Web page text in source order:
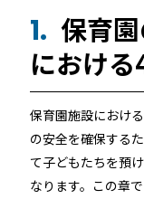
1. 保育
におけ
保育園施設におけ
の安全を確保する
て子どもたちを預
なります。この章
宿泊施設
RemoteLOCK
活用事例
お